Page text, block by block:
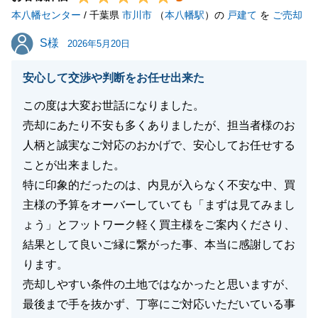
本八幡センター / 千葉県 市川市 （本八幡駅）の 戸建て を ご売却
S様
S様 2026年5月20日
安心して交渉や判断をお任せ出来た
この度は大変お世話になりました。
売却にあたり不安も多くありましたが、担当者様のお
人柄と誠実なご対応のおかげで、安心してお任せする
ことが出来ました。
特に印象的だったのは、内見が入らなく不安な中、買
主様の予算をオーバーしていても「まずは見てみまし
ょう」とフットワーク軽く買主様をご案内くださり、
結果として良いご縁に繋がった事、本当に感謝してお
ります。
売却しやすい条件の土地ではなかったと思いますが、
最後まで手を抜かず、丁寧にご対応いただいている事